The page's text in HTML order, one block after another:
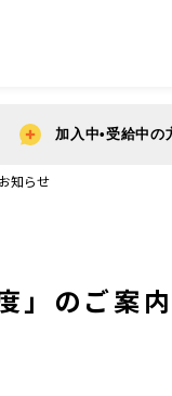
加入中•受給中の
知らせ
」のご案